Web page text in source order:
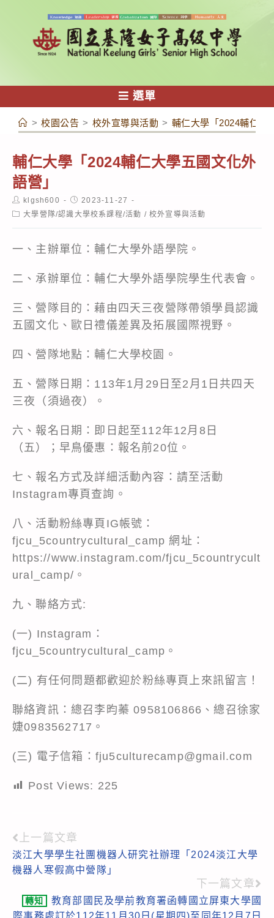
容
選單
> 校園公告 > 校外宣導與活動 > 輔仁大學「2024輔仁大
輔仁大學「2024輔仁大學五國文化外
語營」
Post
author:
klgsh600
Post
published:
2023-11-27
Post大學營隊/認識大學校系課程/活動 / 校外宣導與活動
一、主辦單位：輔仁大學外語學院。
二、承辦單位：輔仁大學外語學院學生代表會。
三、營隊目的：藉由四天三夜營隊帶領學員認識
五國文化、歐日禮儀差異及拓展國際視野。
四、營隊地點：輔仁大學校園。
五、營隊日期：113年1月29日至2月1日共四天
三夜（須過夜）。
六、報名日期：即日起至112年12月8日
（五）；早鳥優惠：報名前20位。
七、報名方式及詳細活動內容：請至活動
Instagram專頁查詢。
八、活動粉絲專頁IG帳號：
fjcu_5countrycultural_camp 網址：
https://www.instagram.com/fjcu_5countrycult
ural_camp/。
九、聯絡方式:
(一) Instagram：
fjcu_5countrycultural_camp。
(二) 有任何問題都歡迎於粉絲專頁上來訊留言！
聯絡資訊：總召李昀蓁 0958106866、總召徐家
婕0983562717。
(三) 電子信箱：fju5culturecamp@gmail.com
Post Views: 225
Read
more
上一篇文章
淡江大學學生社團機器人研究社辦理「2024淡江大學
機器人寒假高中營隊」
下一篇文章
轉知
教育部國民及學前教育署函轉國立屏東大學國
際事務處訂於112年11月30日(星期四)至同年12月7日